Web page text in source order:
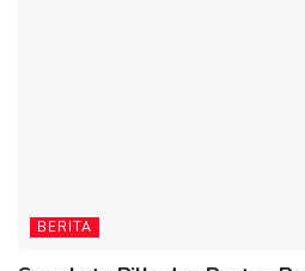
BERITA